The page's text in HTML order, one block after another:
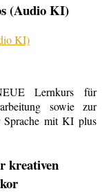
(Audio KI)
Lernkurs für
sowie zur
Sprache mit KI plus
kreativen